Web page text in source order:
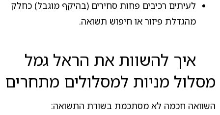
לעיתים רכיבים פחות סחירים (בהיקף מוגבל) כחלק
מהגדלת פיזור או חיפוש תשואה.
איך להשוות את הראל גמל
מסלול מניות למסלולים מתחרים
השוואה חכמה לא מסתכמת בשורת התשואה: